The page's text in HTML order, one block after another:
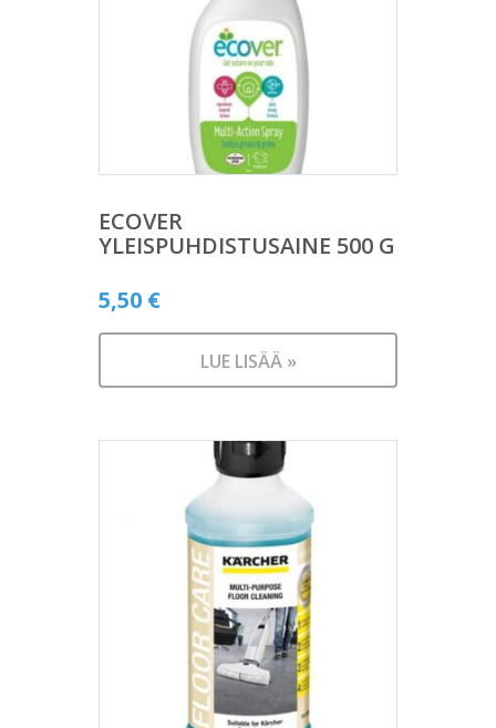
ECOVER
YLEISPUHDISTUSAINE 500 G
5,50 €
LUE LISÄÄ »